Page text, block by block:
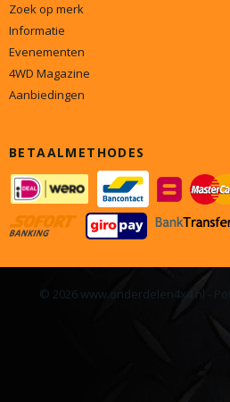
Zoek op merk
Informatie
Evenementen
4WD Magazine
Aanbiedingen
BETAALMETHODES
© 2026 www.onderdelen4x4.nl -